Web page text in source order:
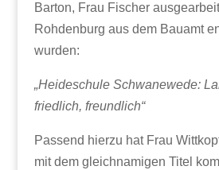
Barton, Frau Fischer
Rohdenburg aus dem Bauamt
wurden:
„Heideschule Schwanewede:
friedlich, freundlich“
Passend hierzu hat Frau
mit dem gleichnamigen Titel